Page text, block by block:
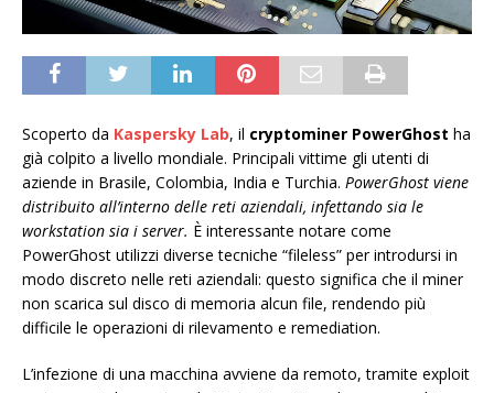
Scoperto da Kaspersky Lab, il cryptominer PowerGhost ha
già colpito a livello mondiale. Principali vittime gli utenti di
aziende in Brasile, Colombia, India e Turchia. PowerGhost viene
distribuito all’interno delle reti aziendali, infettando sia le
workstation sia i server. È interessante notare come
PowerGhost utilizzi diverse tecniche “fileless” per introdursi in
modo discreto nelle reti aziendali: questo significa che il miner
non scarica sul disco di memoria alcun file, rendendo più
difficile le operazioni di rilevamento e remediation.
L’infezione di una macchina avviene da remoto, tramite exploit